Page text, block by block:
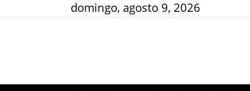
domingo, agosto 9, 2026
Imagen Tendencias